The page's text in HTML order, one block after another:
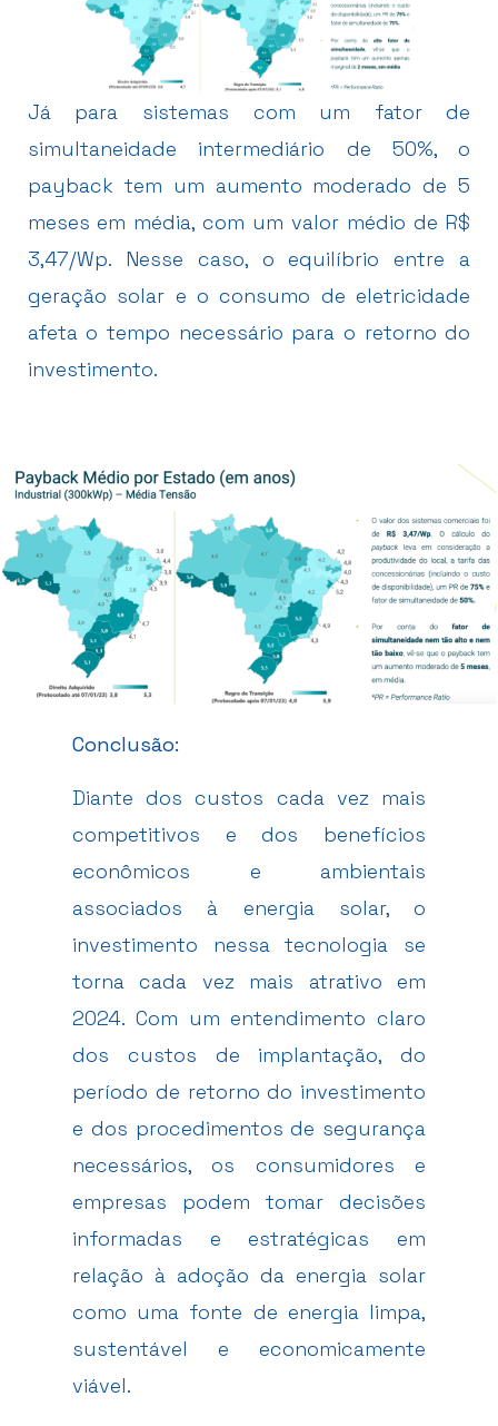
Já para sistemas com um fator de
simultaneidade intermediário de 50%, o
payback tem um aumento moderado de 5
meses em média, com um valor médio de R$
3,47/Wp. Nesse caso, o equilíbrio entre a
geração solar e o consumo de eletricidade
afeta o tempo necessário para o retorno do
investimento.
Conclusão:
Diante dos custos cada vez mais
competitivos e dos benefícios
econômicos e ambientais
associados à energia solar, o
investimento nessa tecnologia se
torna cada vez mais atrativo em
2024. Com um entendimento claro
dos custos de implantação, do
período de retorno do investimento
e dos procedimentos de segurança
necessários, os consumidores e
empresas podem tomar decisões
informadas e estratégicas em
relação à adoção da energia solar
como uma fonte de energia limpa,
sustentável e economicamente
viável.